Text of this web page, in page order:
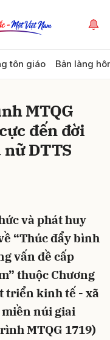
tôn giáo Bản làng
MTQG
đến đời
DTTS
và phát huy
“Thúc đẩy bình
vấn đề cấp
thuộc Chương
triển kinh tế - xã
miền núi giai
MTQG 1719)